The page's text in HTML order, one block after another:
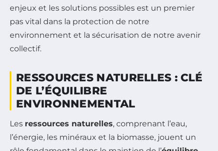
enjeux et les solutions possibles est un premier
pas vital dans la protection de notre
environnement et la sécurisation de notre avenir
collectif.
RESSOURCES NATURELLES : CLÉ
DE L’ÉQUILIBRE
ENVIRONNEMENTAL
Les ressources naturelles, comprenant l’eau,
l’énergie, les minéraux et la biomasse, jouent un